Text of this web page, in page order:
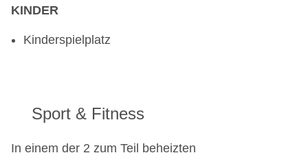
KINDER
Kinderspielplatz
Sport & Fitness
In einem der 2 zum Teil beheizten